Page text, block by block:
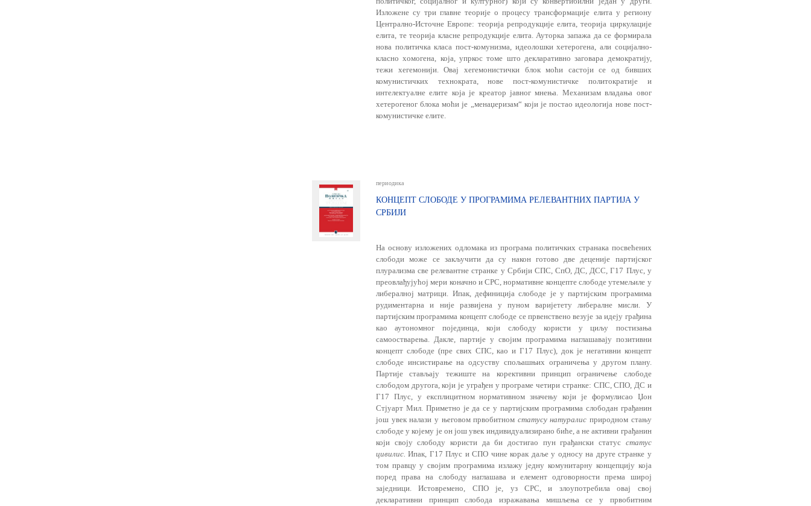
Изложене су три главне теорије о процесу трансформације елита у региону
Централно-Источне Европе: теорија репродукције елита, теорија циркулације
елита, те теорија класне репродукције елита. Ауторка запажа да се формирала
нова политичка класа пост-комунизма, идеолошки хетерогена, али социјално-
класно хомогена, која, упркос томе што декларативно заговара демократију,
тежи хегемонији. Овај хегемонистички блок моћи састоjи се од бивших
комунистичких технократа, нове пост-комунистичке политократије и
интелектуалне елите која je креатор јавног мнења. Механизам владања овог
хетерогеног блока моћи je „менаџеризам“ који je постао идеологија нове пост-
комунистичке елите.
периодика
КОНЦЕПТ СЛОБОДЕ У ПРОГРАМИМА РЕЛЕВАНТНИХ ПАРТИЈА У
СРБИЈИ
На основу изложених одломака из програма политичких странака посвећених
слободи може се закључити да су након го­тово две деценије партијског
плурализма све релевантне стран­ке у Србији СПС, СпО, ДС, ДСС, Г17 Плус, у
преовлађујућој мери коначно и СРС, нормативне концепте слободе утемељиле у
либералној матрици. Ипак, дефиниција слободе је у партијским програмима
рудиментарна и није развијена у пуном варијетету либералне мисли. У
партијским програмима концепт слободе се првенствено везује за идеју грађина
као аутономног појединца, који слободу користи у циљу постизања
самоостварења. Дакле, партије у својим програмима наглашавају позитивни
концепт слободе (пре свих СПС, као и Г17 Плус), док је негативни концепт
слободе инсистирање на одсуству спољашњих ограничења у другом пла­ну.
Партије стављају тежиште на корективни принцип ограничење слободе
слободом другога, који је уграђен у програме четири странке: СПС, СПО, ДС и
Г17 Плус, у експлицитном норматив­ном значењу који је формулисао Џон
Стјуарт Мил. Приметно је да се у партијским програмима слободан грађанин
још увек налази у његовом првобитном статусу натуралис природном стању
слободе у којему је он још увек индивидуализирано биће, а не активни грађанин
који своју слободу користи да би достигао пун грађански статус статус
цивилис. Ипак, Г17 Плус и СПО чине корак даље у односу на друге странке у
том правцу у својим про­грамима излажу једну комунитарну концепцију која
поред права на слободу наглашава и елемент одговорности према широј
заједници. Истовремено, СПО је, уз СРС, и злоупотребила овај свој
декларативни принцип слобода изражавања мишљења се у првобитним